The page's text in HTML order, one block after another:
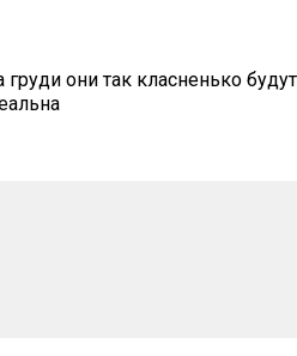
они так класненько